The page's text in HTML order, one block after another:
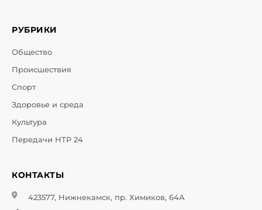
РУБРИКИ
Общество
Происшествия
Спорт
Здоровье и среда
Культура
Передачи НТР 24
КОНТАКТЫ
423577, Нижнекамск, пр. Химиков, 64А